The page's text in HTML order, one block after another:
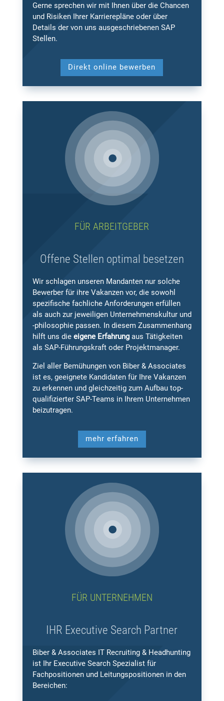
Gerne sprechen wir mit Ihnen über die Chancen
und Risiken Ihrer Karrierepläne oder über
Details der von uns ausgeschriebenen SAP
Stellen.
Direkt online bewerben
FÜR ARBEITGEBER
Offene Stellen optimal besetzen
Wir schlagen unseren Mandanten nur solche
Bewerber für ihre Vakanzen vor, die sowohl
spezifische fachliche Anforderungen erfüllen
als auch zur jeweiligen Unternehmenskultur und
-philosophie passen. In diesem Zusammenhang
hilft uns die eigene Erfahrung aus Tätigkeiten
als SAP-Führungskraft oder Projektmanager.
Ziel aller Bemühungen von Biber & Associates
ist es, geeignete Kandidaten für Ihre Vakanzen
zu erkennen und gleichzeitig zum Aufbau top-
qualifizierter SAP-Teams in Ihrem Unternehmen
beizutragen.
mehr erfahren
FÜR UNTERNEHMEN
IHR Executive Search Partner
Biber & Associates IT Recruiting & Headhunting
ist Ihr Executive Search Spezialist für
Fachpositionen und Leitungspositionen in den
Bereichen: